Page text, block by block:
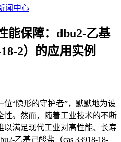
闻中心
能保障：dbu2-乙基
2）的应用实例
“隐形的守护者”，默默地为设
性。然而，随着工业技术的不断
以满足现代工业对高性能、长寿
乙基己酸盐（cas 33918-18-